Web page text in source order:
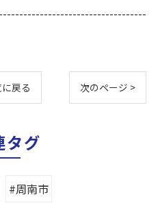
戻る 次のページ >
タグ
#周南市